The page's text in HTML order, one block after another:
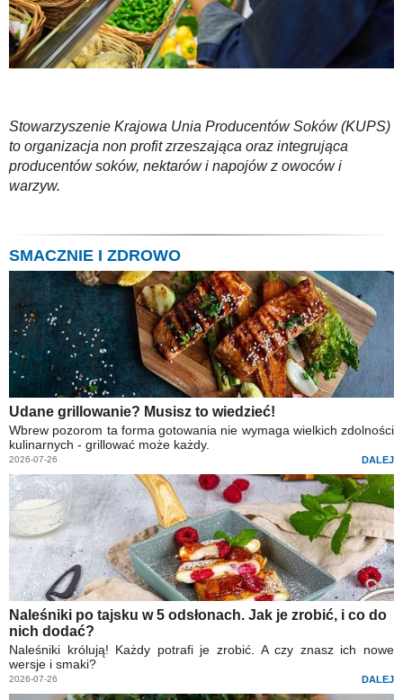
Stowarzyszenie Krajowa Unia Producentów Soków (KUPS)
to organizacja non profit zrzeszająca oraz integrująca
producentów soków, nektarów i napojów z owoców i
warzyw.
SMACZNIE I ZDROWO
Udane grillowanie? Musisz to wiedzieć!
Wbrew pozorom ta forma gotowania nie wymaga wielkich zdolności
kulinarnych - grillować może każdy.
2026-07-26 DALEJ
Naleśniki po tajsku w 5 odsłonach. Jak je zrobić, i co do
nich dodać?
Naleśniki królują! Każdy potrafi je zrobić. A czy znasz ich nowe
wersje i smaki?
2026-07-26 DALEJ